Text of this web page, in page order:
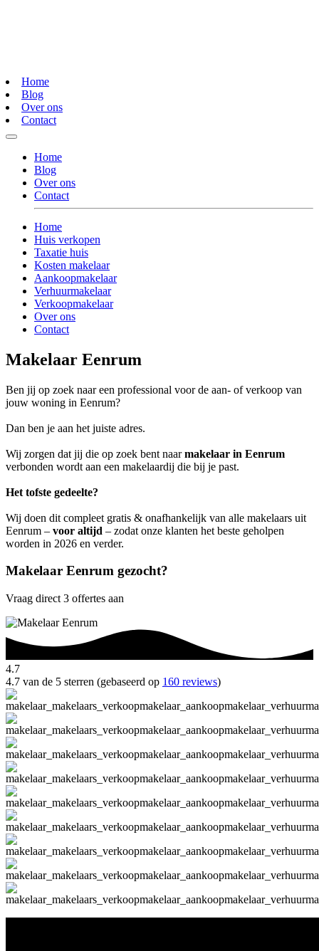
Home
Blog
Over ons
Contact
Home
Blog
Over ons
Contact
Home
Huis verkopen
Taxatie huis
Kosten makelaar
Aankoopmakelaar
Verhuurmakelaar
Verkoopmakelaar
Over ons
Contact
Makelaar Eenrum
Ben jij op zoek naar een professional voor de aan- of verkoop van
jouw woning in Eenrum?
Dan ben je aan het juiste adres.
Wij zorgen dat jij die op zoek bent naarmakelaar in Eenrum
verbonden wordt aan een makelaardij die bij je past.
Het tofste gedeelte?
Wij doen dit compleet gratis & onafhankelijk van alle makelaars uit
Eenrum – voor altijd – zodat onze klanten het beste geholpen
worden in 2026 en verder.
Makelaar Eenrum gezocht?
Vraag direct 3 offertes aan
4.7
4.7 van de 5 sterren (gebaseerd op 160 reviews)